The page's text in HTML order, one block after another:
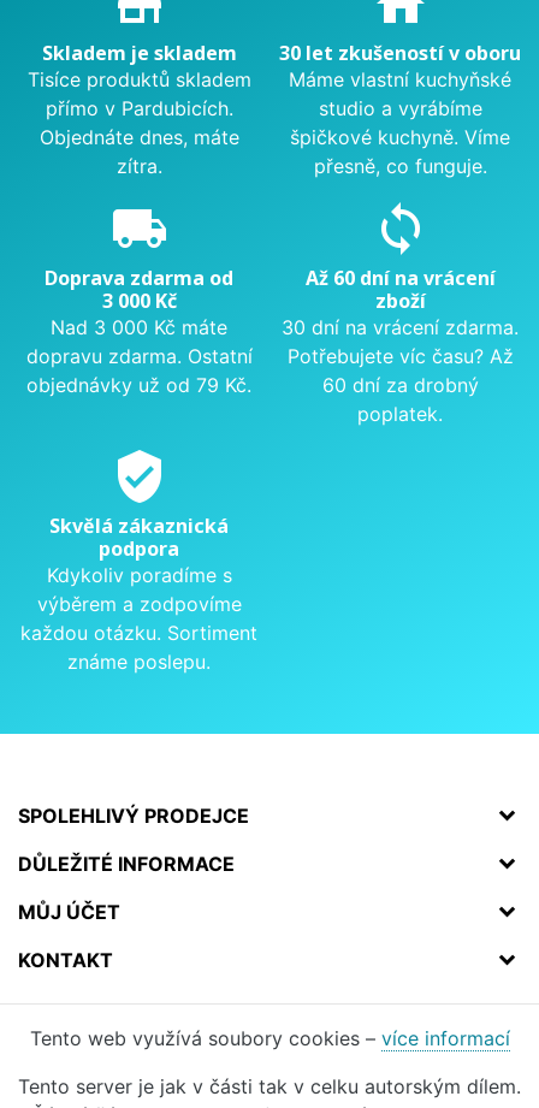
Skladem je skladem
Tisíce produktů skladem
přímo v Pardubicích.
Objednáte dnes, máte
zítra.
30 let zkušeností v oboru
Máme vlastní kuchyňské
studio a vyrábíme
špičkové kuchyně. Víme
přesně, co funguje.
local_shipping
Doprava zdarma od
3 000 Kč
Nad 3 000 Kč máte
dopravu zdarma. Ostatní
objednávky už od 79 Kč.
sync
Až 60 dní na vrácení
zboží
30 dní na vrácení zdarma.
Potřebujete víc času? Až
60 dní za drobný
poplatek.
verified_user
Skvělá zákaznická
podpora
Kdykoliv poradíme s
výběrem a zodpovíme
každou otázku. Sortiment
známe poslepu.
SPOLEHLIVÝ PRODEJCE
DŮLEŽITÉ INFORMACE
MŮJ ÚČET
KONTAKT
Tento web využívá soubory cookies – více informací
Tento server je jak v části tak v celku autorským dílem.